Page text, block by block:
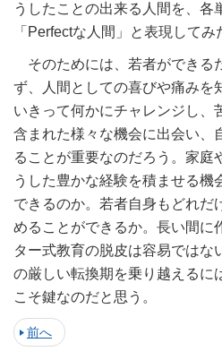
うしたことの出来る人間を、各
「Perfectな人間」と表現してみ
そのためには、若者ができる
ず、人間としての喜びや痛みを
いきって何かにチャレンジし、
含まれた様々な機会に出会い、
ることが重要なのだろう。家庭
うした豊かな経験を積ませる機
できるのか。若者自身もどれだ
めることができるか。長い間に
ター式教育の脱皮は容易ではな
の厳しい転換期を乗り越えるに
こそ鍵なのだと思う。
前へ